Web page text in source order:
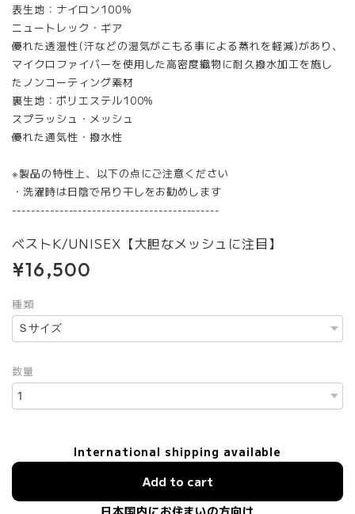
表生地：ナイロン100%
ニュートレック・ギア
優れた透湿性(汗などの湿気がこもる事による蒸れを軽減)があり、
マイクロファイバーを使用した高密度織物に耐久撥水加工を施し
たノンコーティング素材
裏生地：ポリエステル100%
スプラッシュ・メッシュ
優れた通気性・撥水性
※製品の特性上、以下の点にご注意ください
・洗濯時は日陰で吊り干しをお勧めします
--------------------------------------------
ベストK/UNISEX【大胆なメッシュに注目】
¥16,500
種類
数量
International shipping available
Add to cart
日本国内にお住まいの方向け